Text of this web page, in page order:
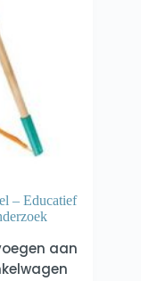
– Educatief
aan